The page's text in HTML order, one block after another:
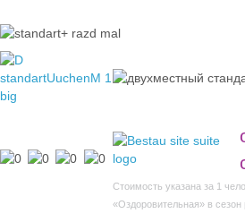
Стоимость указана за 1
«Оздоровительная» в сезон